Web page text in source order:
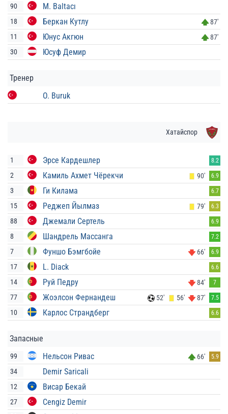
90 M. Baltacı
18 Беркан Кутлу
87'
11
Юнус Акгюн
87'
30
Юсуф Демир
Тренер
O. Buruk
Хатайспор
1 Эрсе Кардешлер 8.2
2 Камиль Ахмет Чёрекчи 90' 6.9
3 Ги Килама 6.7
15 Реджеп Йылмаз 79' 6.3
88 Джемали Сертель 6.9
8 Шандрель Массанга 7.2
7 Фуншо Бэмгбойе 66' 6.9
17 L. Diack 6.6
14 Руй Педру 84' 7
77 Жоэлсон Фернандеш 52' 56' 87' 7.5
10 Карлос Страндберг 6.6
Запасные
99 Нельсон Ривас 66' 5.9
34 Demir Saricali
12 Висар Бекай
27 Cengiz Demir